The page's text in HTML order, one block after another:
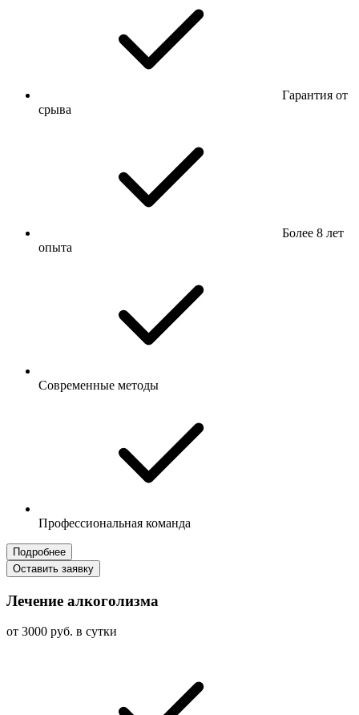
Гарантия от
срыва
Более 8 лет
опыта
Современные методы
Профессиональная команда
Подробнее
Оставить заявку
Лечение алкоголизма
от 3000 руб. в сутки